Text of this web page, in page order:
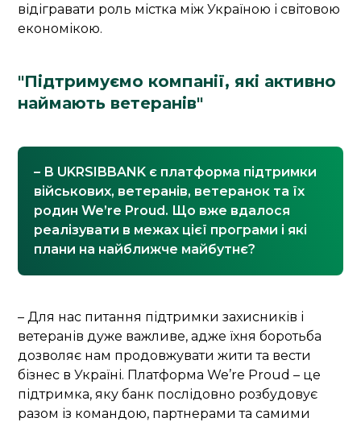
відігравати роль містка між Україною і світовою
економікою.
"Підтримуємо компанії, які активно
наймають ветеранів"
– В UKRSIBBANK є платформа підтримки
військових, ветеранів, ветеранок та їх
родин We’re Proud. Що вже вдалося
реалізувати в межах цієї програми і які
плани на найближче майбутнє?
– Для нас питання підтримки захисників і
ветеранів дуже важливе, адже їхня боротьба
дозволяє нам продовжувати жити та вести
бізнес в Україні. Платформа We’re Proud – це
підтримка, яку банк послідовно розбудовує
разом із командою, партнерами та самими